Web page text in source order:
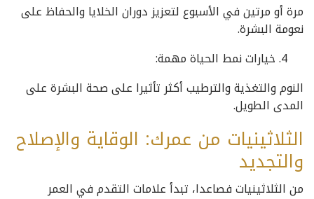
مرة أو مرتين في الأسبوع لتعزيز دوران الخلايا والحفاظ على
نعومة البشرة.
خيارات نمط الحياة مهمة:
النوم والتغذية والترطيب أكثر تأثيرا على صحة البشرة على
المدى الطويل.
الثلاثينيات من عمرك: الوقاية والإصلاح
والتجديد
من الثلاثينيات فصاعدا، تبدأ علامات التقدم في العمر